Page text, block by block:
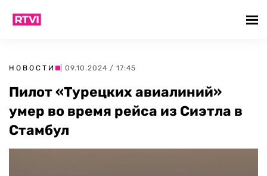
НОВОСТИ | 09.10.2024 / 17:45
Пилот «Турецких авиалиний»
умер во время рейса из Сиэтла в
Стамбул